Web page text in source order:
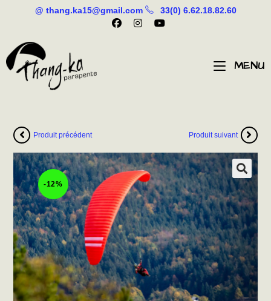
@ thang.ka15@gmail.com 33(0) 6.62.18.82.60
MENU
-12%
Produit précédent Produit suivant
🔍